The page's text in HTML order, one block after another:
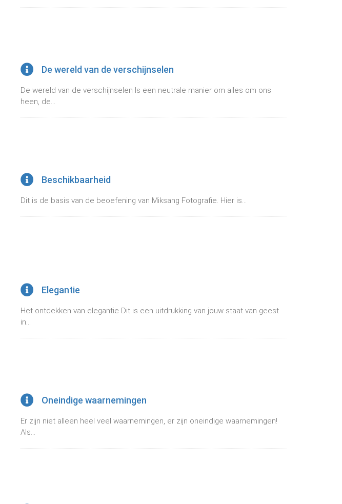
De wereld van de verschijnselen
De wereld van de verschijnselen Is een neutrale manier om alles om ons
heen, de...
Beschikbaarheid
Dit is de basis van de beoefening van Miksang Fotografie. Hier is...
Elegantie
Het ontdekken van elegantie Dit is een uitdrukking van jouw staat van geest
in...
Oneindige waarnemingen
Er zijn niet alleen heel veel waarnemingen, er zijn oneindige waarnemingen!
Als...